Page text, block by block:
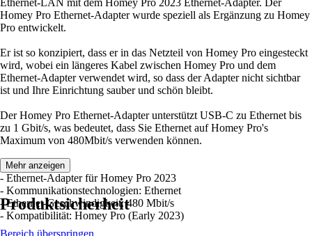
Ethernet-LAN mit dem Homey Pro 2023 Ethernet-Adapter. Der
Homey Pro Ethernet-Adapter wurde speziell als Ergänzung zu Homey
Pro entwickelt.
Er ist so konzipiert, dass er in das Netzteil von Homey Pro eingesteckt
wird, wobei ein längeres Kabel zwischen Homey Pro und dem
Ethernet-Adapter verwendet wird, so dass der Adapter nicht sichtbar
ist und Ihre Einrichtung sauber und schön bleibt.
Der Homey Pro Ethernet-Adapter unterstützt USB-C zu Ethernet bis
zu 1 Gbit/s, was bedeutet, dass Sie Ethernet auf Homey Pro's
Maximum von 480Mbit/s verwenden können.
Eigenschaften:
- Ethernet-Adapter für Homey Pro 2023
- Kommunikationstechnologien: Ethernet
- Ethernet-Geschwindigkeit: 480 Mbit/s
- Kompatibilität: Homey Pro (Early 2023)
Mehr anzeigen
Produktsicherheit
Bereich überspringen